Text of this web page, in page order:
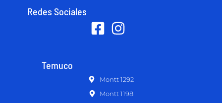
Redes Sociales
Temuco
Montt 1292
Montt 1198